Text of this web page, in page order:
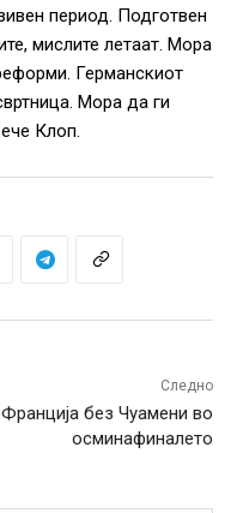
период. Подготвен
мислите летаат. Мора
Германскиот
Мора да ги
Клоп.
Следно
Франција без Чуамени во
осминафиналето